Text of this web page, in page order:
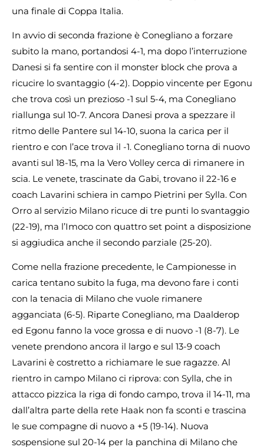
una finale di Coppa Italia.
In avvio di seconda frazione è Conegliano a forzare
subito la mano, portandosi 4-1, ma dopo l’interruzione
Danesi si fa sentire con il monster block che prova a
ricucire lo svantaggio (4-2). Doppio vincente per Egonu
che trova così un prezioso -1 sul 5-4, ma Conegliano
riallunga sul 10-7. Ancora Danesi prova a spezzare il
ritmo delle Pantere sul 14-10, suona la carica per il
rientro e con l’ace trova il -1. Conegliano torna di nuovo
avanti sul 18-15, ma la Vero Volley cerca di rimanere in
scia. Le venete, trascinate da Gabi, trovano il 22-16 e
coach Lavarini schiera in campo Pietrini per Sylla. Con
Orro al servizio Milano ricuce di tre punti lo svantaggio
(22-19), ma l’Imoco con quattro set point a disposizione
si aggiudica anche il secondo parziale (25-20).
Come nella frazione precedente, le Campionesse in
carica tentano subito la fuga, ma devono fare i conti
con la tenacia di Milano che vuole rimanere
agganciata (6-5). Riparte Conegliano, ma Daalderop
ed Egonu fanno la voce grossa e di nuovo -1 (8-7). Le
venete prendono ancora il largo e sul 13-9 coach
Lavarini è costretto a richiamare le sue ragazze. Al
rientro in campo Milano ci riprova: con Sylla, che in
attacco pizzica la riga di fondo campo, trova il 14-11, ma
dall’altra parte della rete Haak non fa sconti e trascina
le sue compagne di nuovo a +5 (19-14). Nuova
sospensione sul 20-14 per la panchina di Milano che